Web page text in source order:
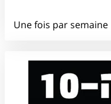
Une fois par semaine